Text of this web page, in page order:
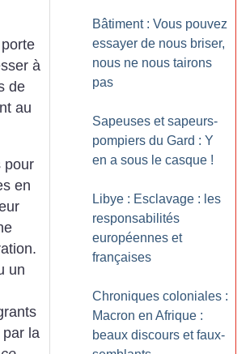
à
de
au
pour
en
un
par la
Bâtiment : Vous pouvez
essayer de nous briser,
nous ne nous tairons
pas
Sapeuses et sapeurs-
pompiers du Gard : Y
en a sous le casque !
Libye : Esclavage : les
responsabilités
européennes et
françaises
Chroniques coloniales :
Macron en Afrique :
beaux discours et faux-